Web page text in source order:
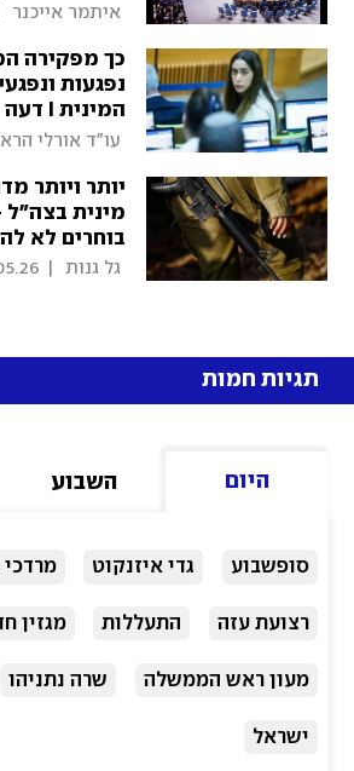
איתמר אייכנר
כך מפקירה
נפגעות
המינית I דעה
עו"ד אורלי
יותר ויותר
מינית
בוחרים לא
גל גנות
תגיות חמות
היום השבוע
סופשבוע גדי איזנקוט מרדכי
רצועת עזה התעללות מגזין
מעון ראש הממשלה שרה נתניהו
ישראל